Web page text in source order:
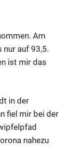
Am
nur auf 93,5.
ist mir das
in der
fiel mir bei der
nahezu